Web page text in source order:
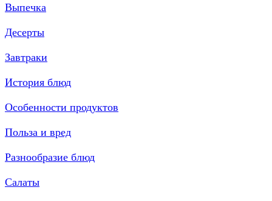
Выпечка
Десерты
Завтраки
История блюд
Особенности продуктов
Польза и вред
Разнообразие блюд
Салаты